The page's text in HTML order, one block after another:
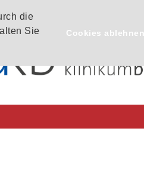
die
Sie
Cookies ablehnen